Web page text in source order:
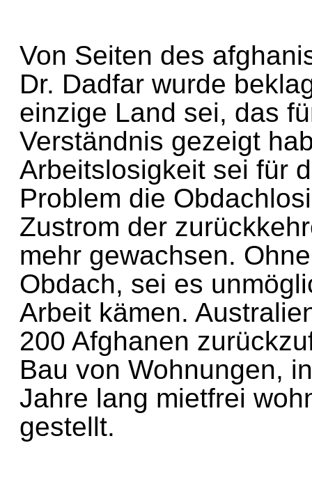
Von Seiten des
Dr. Dadfar wurde
einzige Land sei, das
Verständnis gezeigt
Arbeitslosigkeit sei
Problem die
Zustrom der
mehr gewachsen.
Obdach, sei es
Arbeit kämen.
200 Afghanen
Bau von Wohnungen,
Jahre lang mietfrei
gestellt.